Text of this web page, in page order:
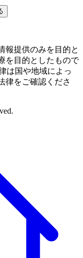
報提供のみを目的と
を目的としたもので
は国や地域によっ
律をご確認くださ